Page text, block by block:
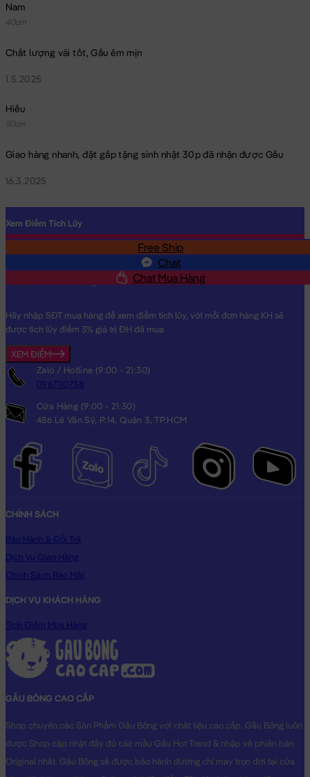
Nam
40cm
Chất lượng vải tốt, Gấu êm mịn
1.5.2025
Hiếu
50cm
Giao hàng nhanh, đặt gấp tặng sinh nhật 30p đã nhận được Gấu
16.3.2025
Free Ship
Chat
Chat Mua Hàng
Xem Điểm Tích Lũy
Hãy nhập SĐT mua hàng để xem điểm tích lũy, với mỗi đơn hàng KH sẽ
được tích lũy điểm 3% giá trị ĐH đã mua
XEM ĐIỂM
Zalo / Hotline (9:00 - 21:30)
0967110738
Cửa Hàng (9:00 - 21:30)
486 Lê Văn Sỹ, P.14, Quận 3, TP.HCM
CHÍNH SÁCH
Bảo Hành & Đổi Trả
Dịch Vụ Giao Hàng
Chính Sách Bảo Mật
DỊCH VỤ KHÁCH HÀNG
Tích Điểm Mua Hàng
GẤU BÔNG CAO CẤP
Shop chuyên các Sản Phẩm Gấu Bông với chất liệu cao cấp. Gấu Bông luôn
được Shop cập nhật đầy đủ các mẫu Gấu Hot Trend & nhập về phiên bản
Original nhất. Gấu Bông sẽ được bảo hành đường chỉ may trọn đời tại cửa